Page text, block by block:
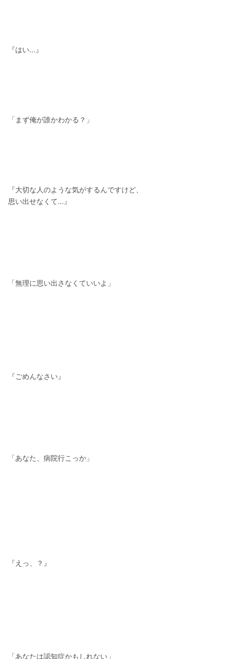
『はい...』
「まず俺が誰かわかる？」
『大切な人のような気がするんですけど、
思い出せなくて...』
「無理に思い出さなくていいよ」
『ごめんなさい』
「あなた、病院行こっか」
『えっ、？』
「あなたは認知症かもしれない」